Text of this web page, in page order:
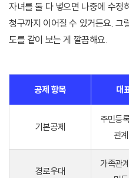
자녀를 둘 다 넣으면 나중에 수정
청구까지 이어질 수 있거든요. 그
도를 같이 보는 게 깔끔해요.
공제 항목 대
기본공제
주민등
관
경로우대
가족관